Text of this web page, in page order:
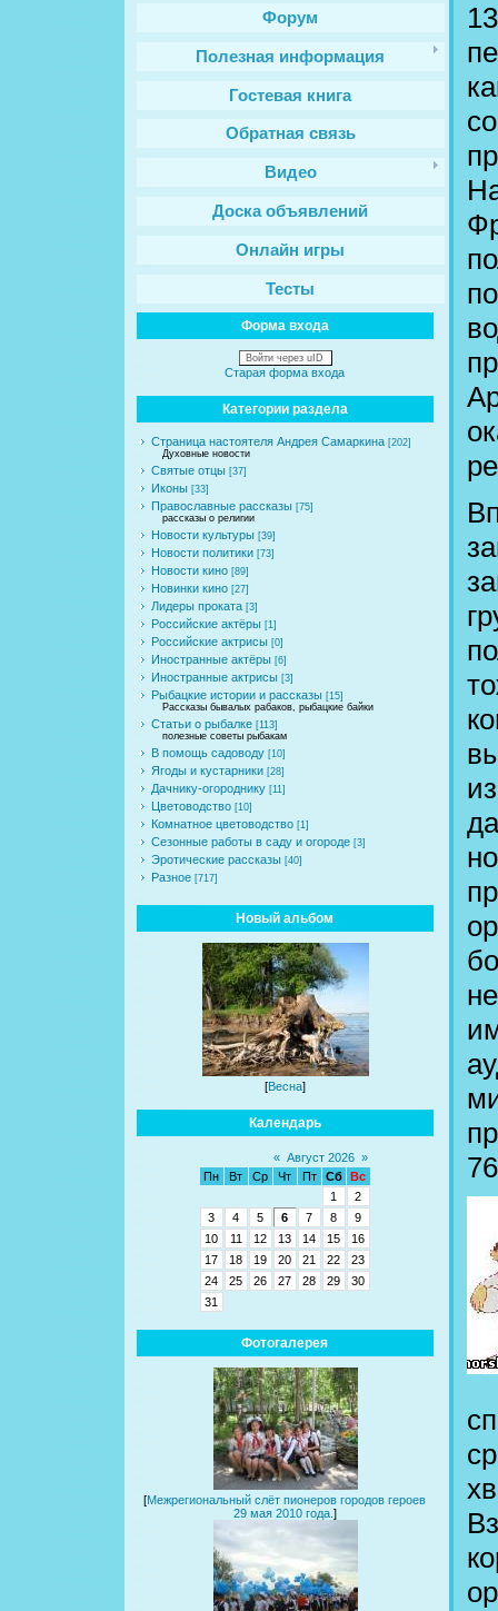
Форум
Полезная информация
Гостевая книга
Обратная связь
Видео
Доска объявлений
Онлайн игры
Тесты
Форма входа
Войти через uID
Старая форма входа
Категории раздела
Страница настоятеля Андрея Самаркина [202]
Духовные новости
Святые отцы [37]
Иконы [33]
Православные рассказы [75]
рассказы о религии
Новости культуры [39]
Новости политики [73]
Новости кино [89]
Новинки кино [27]
Лидеры проката [3]
Российские актёры [1]
Российские актрисы [0]
Иностранные актёры [6]
Иностранные актрисы [3]
Рыбацкие истории и рассказы [15]
Рассказы бывалых рабаков, рыбацкие байки
Статьи о рыбалке [113]
полезные советы рыбакам
В помощь садоводу [10]
Ягоды и кустарники [28]
Дачнику-огороднику [11]
Цветоводство [10]
Комнатное цветоводство [1]
Сезонные работы в саду и огороде [3]
Эротические рассказы [40]
Разное [717]
Новый альбом
[Весна]
Календарь
« Август 2026 »
Пн
Вт Ср Чт Пт Сб
Вс
1
2
3
4 5 6 7 8
9
10
11 12 13 14 15
16
17
18 19 20 21 22
23
24
25 26 27 28 29
30
31
Фотогалерея
[Межрегиональный слёт пионеров городов героев
29 мая 2010 года. ]